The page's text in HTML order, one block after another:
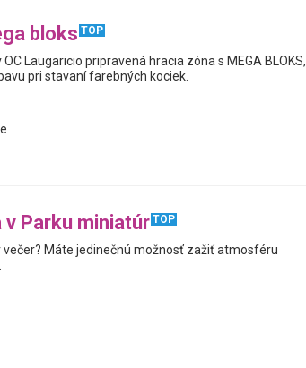
bloks TOP
Laugaricio pripravená hracia zóna s MEGA BLOKS,
pri stavaní farebných kociek.
v Parku miniatúr TOP
večer? Máte jedinečnú možnosť zažiť atmosféru